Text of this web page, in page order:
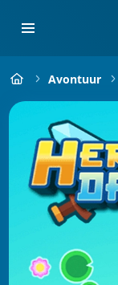
Avontuur